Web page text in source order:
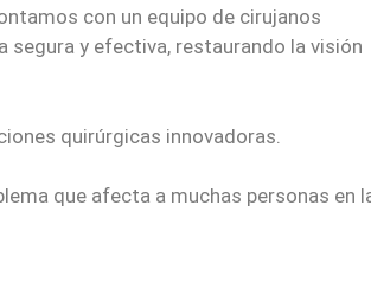
con un equipo de cirujanos
y efectiva, restaurando la visión
quirúrgicas innovadoras.
que afecta a muchas personas en